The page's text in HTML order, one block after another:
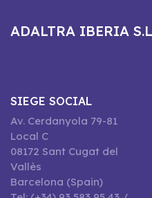
ADALTRA IBERIA
SIEGE SOCIAL
Av. Cerdanyola 79-81
Local C
08172 Sant Cugat del
Vallès
Barcelona (Spain)